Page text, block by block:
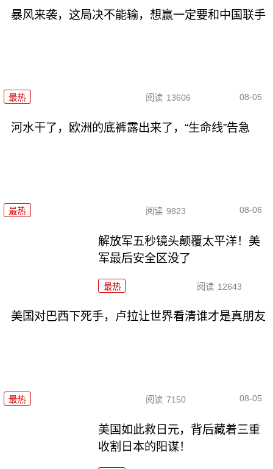
暴风来袭，这局决不能输，想赢一定要和中国联手
最热 阅读 13606 08-05
河水干了，欧洲的底裤露出来了，“生命线”告急
最热 阅读 9823 08-06
解放军五秒镜头颠覆太平洋！美
军最后安全区没了
最热 阅读 12643
美国对巴西下死手，卢拉让世界看清谁才是真朋友
最热 阅读 7150 08-05
美国如此救日元，背后藏着三重
收割日本的阳谋！